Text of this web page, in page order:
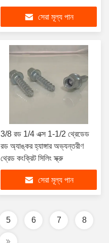
PARAFUSO SEXT নমুনার
সেরা মূল্য পান
3/8 রড 1/4 এক্স 1-1/2 থ্রেডেড
রড অ্যাঙ্কর হ্যাঙ্গার অভ্যন্তরীণ
থ্রেড কংক্রিট সিলিং স্ক্রু
সেরা মূল্য পান
5 6 7 8